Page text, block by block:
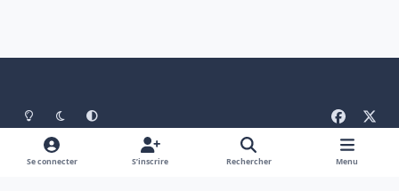
Light ModeMode sombreSystem Preference
a
Langue Politique de confidentialité
Nous contacter
Se connecter S’inscrire Rechercher Menu